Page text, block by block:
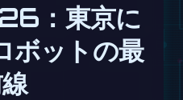
：東京に
ボットの最